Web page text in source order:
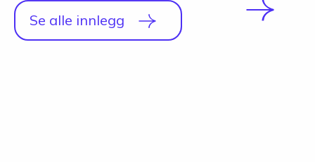
Se alle innlegg